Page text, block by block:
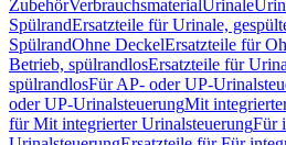
ZubehörVerbrauchsmaterialUrinale
SpülrandErsatzteile für Urinale,
SpülrandOhne DeckelErsatzteile für
Betrieb, spülrandlosErsatzteile für
spülrandlosFür AP- oder UP-
oder UP-UrinalsteuerungMit
für Mit integrierter UrinalsteuerungFür